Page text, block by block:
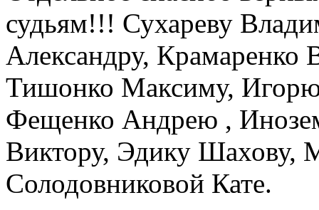
судьям!!! Сухареву
Александру, Крамаренко
Тишонко Максиму,
Фещенко Андрею ,
Виктору, Эдику Шахову,
Солодовниковой Кате.